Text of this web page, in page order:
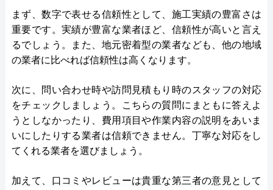
まず、数字で表せる信頼性として、施工実績の豊富さは
重要です。実績が豊富な業者ほど、信頼性が高いと言え
るでしょう。また、地元密着型の業者なども、他の地域
の業者に比べれば信頼性は高くなります。
次に、問い合わせ時や訪問見積もり時のスタッフの対応
をチェックしましょう。こちらの質問にまともに答えよ
うとしなかったり、費用項目や作業内容の説明をあいま
いにしたりする業者は信頼できません。丁寧な対応をし
てくれる業者を選びましょう。
加えて、口コミやレビューは貴重な第三者の意見として